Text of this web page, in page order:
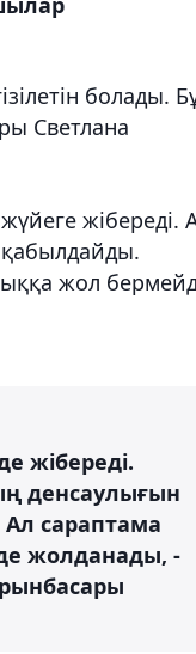
болады.
Светлана
жібереді.
қабылдайды.
жол
жібереді.
денсаулығын
сараптама
жолданады, -